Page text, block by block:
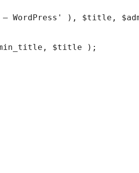
$title );